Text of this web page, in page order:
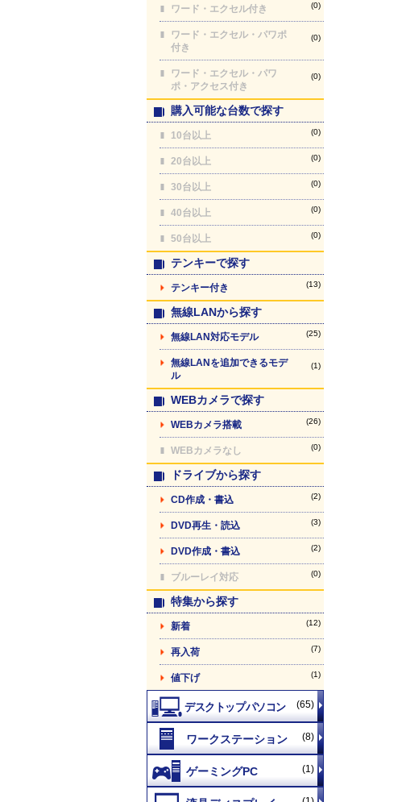
ワード・エクセル付き (0)
ワード・エクセル・パワポ
付き
(0)
ワード・エクセル・パワ
ポ・アクセス付き
(0)
購入可能な台数で探す
10台以上 (0)
20台以上 (0)
30台以上 (0)
40台以上 (0)
50台以上 (0)
テンキーで探す
テンキー付き (13)
無線LANから探す
無線LAN対応モデル (25)
無線LANを追加できるモデ
ル
(1)
WEBカメラで探す
WEBカメラ搭載 (26)
WEBカメラなし (0)
ドライブから探す
CD作成・書込 (2)
DVD再生・読込 (3)
DVD作成・書込 (2)
ブルーレイ対応 (0)
特集から探す
新着 (12)
再入荷 (7)
値下げ (1)
(65)
(8)
(1)